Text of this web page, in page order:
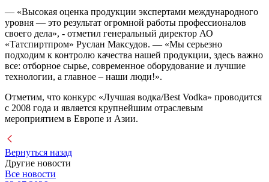
— «Высокая оценка продукции экспертами международного
уровня — это результат огромной работы профессионалов
своего дела», - отметил генеральный директор АО
«Татспиртпром» Руслан Максудов. — «Мы серьезно
подходим к контролю качества нашей продукции, здесь важно
все: отборное сырье, современное оборудование и лучшие
технологии, а главное – наши люди!».
Отметим, что конкурс «Лучшая водка/Best Vodka» проводится
с 2008 года и является крупнейшим отраслевым
мероприятием в Европе и Азии.
Вернуться назад
Другие новости
Все новости